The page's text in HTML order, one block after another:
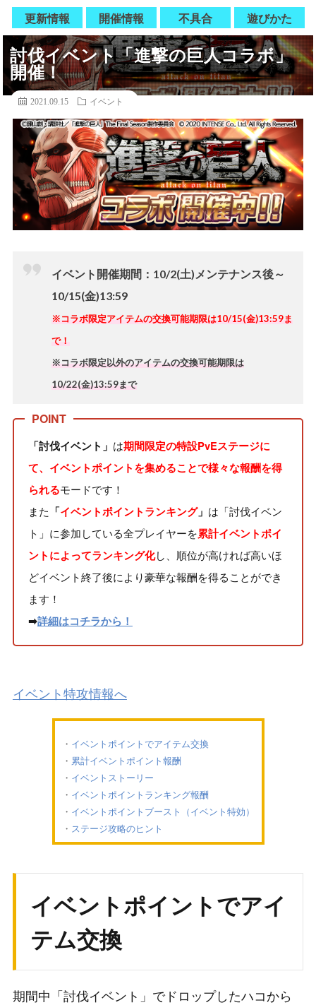
更新情報 開催情報 不具合 遊びかた
討伐イベント「進撃の巨人コラボ」
開催！
2021.09.15 イベント
イベント開催期間： 10/2(土)メンテナンス後～
10/15(金)13:59
※コラボ限定アイテムの交換可能期限は10/15(金)13:59ま
で！
※コラボ限定以外のアイテムの交換可能期限は
10/22(金)13:59まで
「討伐イベント」 は期間限定の特設PvEステージに
て、イベントポイントを集めることで様々な報酬を得
られるモードです！
また 「イベントポイントランキング」 は「討伐イベン
ト」に参加している全プレイヤーを累計イベントポイ
ントによってランキング化し、順位が高ければ高いほ
どイベント終了後により豪華な報酬を得ることができ
ます！
➡詳細はコチラから！
イベント特攻情報へ
イベントポイントでアイテム交換
累計イベントポイント報酬
イベントストーリー
イベントポイントランキング報酬
イベントポイントブースト（イベント特効）
ステージ攻略のヒント
イベントポイントでアイ
テム交換
期間中「討伐イベント」でドロップしたハコから